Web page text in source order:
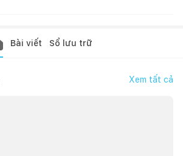
Bài viết Sổ lưu trữ
Xem tất cả